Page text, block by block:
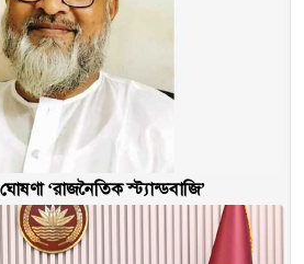
‘রাজনৈতিক স্ট্যান্ডবাজি’